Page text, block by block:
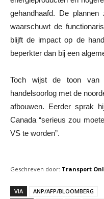
gehandhaafd. De
waarschuwt de
blijft de impact op de
beperkter dan bij een
Toch wijst de toon
handelsoorlog met de
afbouwen. Eerder sprak
Canada “serieus zou
VS te worden”.
Geschreven door: Transport
VIA ANP/AFP/BLOOMBERG